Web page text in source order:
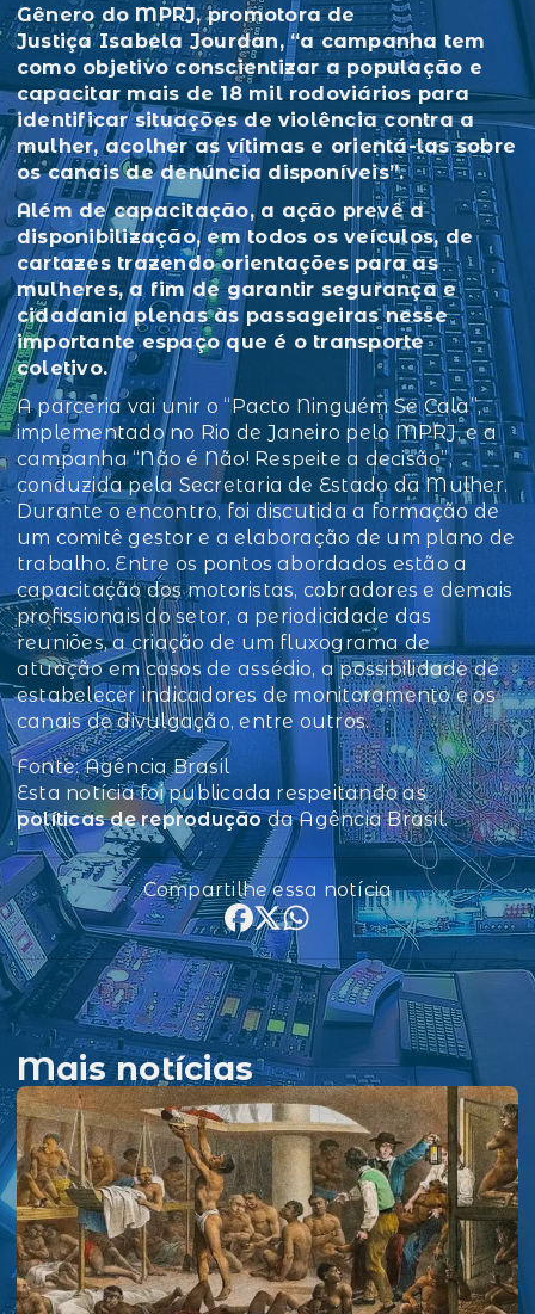
Gênero do MPRJ, promotora de
Justiça Isabela Jourdan, “a campanha tem
como objetivo conscientizar a população e
capacitar mais de 18 mil rodoviários para
identificar situações de violência contra a
mulher, acolher as vítimas e orientá-las sobre
os canais de denúncia disponíveis”.
Além de capacitação, a ação prevê a
disponibilização, em todos os veículos, de
cartazes trazendo orientações para as
mulheres, a fim de garantir segurança e
cidadania plenas às passageiras nesse
importante espaço que é o transporte
coletivo.
A parceria vai unir o “Pacto Ninguém Se Cala”,
implementado no Rio de Janeiro pelo MPRJ, e a
campanha “Não é Não! Respeite a decisão”,
conduzida pela Secretaria de Estado da Mulher.
Durante o encontro, foi discutida a formação de
um comitê gestor e a elaboração de um plano de
trabalho. Entre os pontos abordados estão a
capacitação dos motoristas, cobradores e demais
profissionais do setor, a periodicidade das
reuniões, a criação de um fluxograma de
atuação em casos de assédio, a possibilidade de
estabelecer indicadores de monitoramento e os
canais de divulgação, entre outros.
Fonte: Agência Brasil
Esta notícia foi publicada respeitando as
políticas de reproduçãoda Agência Brasil.
Compartilhe essa notícia
Mais notícias